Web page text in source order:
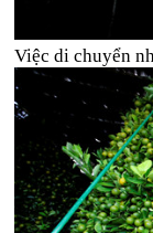
Việc di chuyển